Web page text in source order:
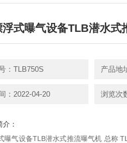
式曝气设备TLB潜水式
：TLB750S
：2022-04-20 浏览次
：
TLB潜水式推流曝气机 总称 TLB 经济型强力推流曝气机，